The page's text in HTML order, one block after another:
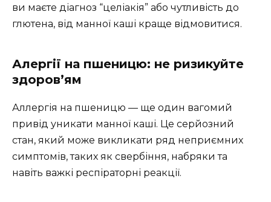
ви маєте діагноз “целіакія” або чутливість до
глютена, від манної каші краще відмовитися.
Алергії на пшеницю: не ризикуйте
здоров’ям
Аллергія на пшеницю — ще один вагомий
привід уникати манної каші. Це серйозний
стан, який може викликати ряд неприємних
симптомів, таких як свербіння, набряки та
навіть важкі респіраторні реакції.